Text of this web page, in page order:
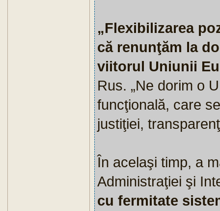
„Flexibilizarea
că renunţăm la
viitorul Uniunii
Rus. „Ne dorim o
funcţională, care
justiţiei,
În acelaşi timp, a
Administraţiei şi
cu fermitate